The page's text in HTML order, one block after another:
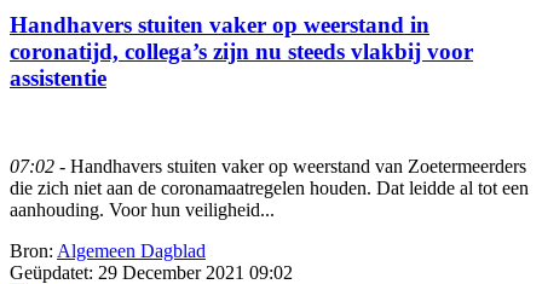
Handhavers stuiten vaker op weerstand in
coronatijd, collega’s zijn nu steeds vlakbij voor
assistentie
07:02 - Handhavers stuiten vaker op weerstand van Zoetermeerders
die zich niet aan de coronamaatregelen houden. Dat leidde al tot een
aanhouding. Voor hun veiligheid...
Bron: Algemeen Dagblad
Geüpdatet: 29 December 2021 09:02